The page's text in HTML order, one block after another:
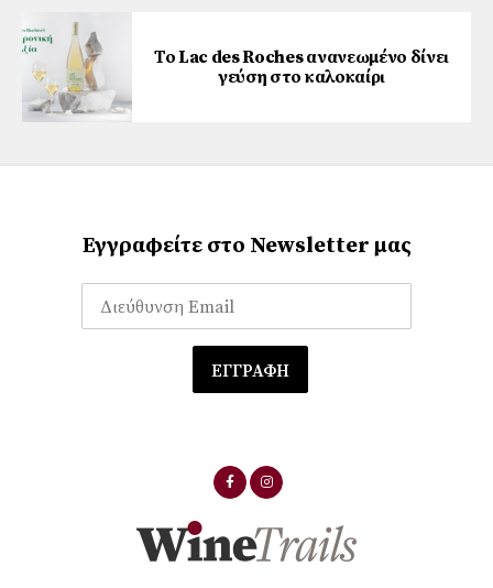
Το Lac des Roches ανανεωμένο δίνει
γεύση στο καλοκαίρι
Εγγραφείτε στο Newsletter μας